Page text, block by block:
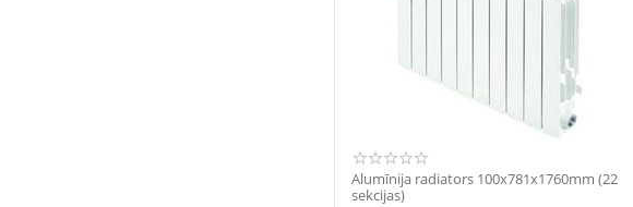
Alumīnija radiators 100x781x1760mm (22
sekcijas)